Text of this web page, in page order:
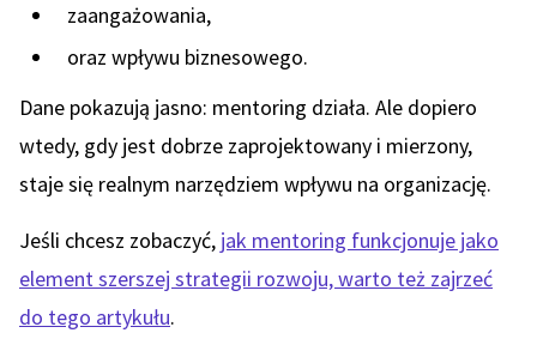
zaangażowania,
oraz wpływu biznesowego.
Dane pokazują jasno: mentoring działa. Ale dopiero
wtedy, gdy jest dobrze zaprojektowany i mierzony,
staje się realnym narzędziem wpływu na organizację.
Jeśli chcesz zobaczyć, jak mentoring funkcjonuje jako
element szerszej strategii rozwoju, warto też zajrzeć
do tego artykułu.